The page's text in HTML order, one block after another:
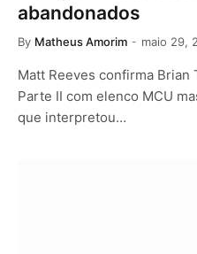
abandonados
By Matheus Amorim maio 29,
Matt Reeves confirma Brian
Parte II com elenco MCU
que interpretou…